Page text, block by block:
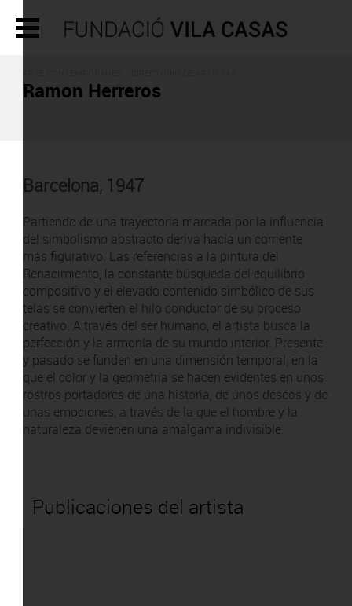
Ramon Herreros
Barcelona, 1947
Partiendo de una trayectoria marcada por la influencia
del simbolismo abstracto deriva hacia un corriente
más figurativo. Las referencias a la pintura del
Renacimiento, la constante búsqueda del equilibrio
compositivo y el elevado contenido simbólico de sus
telas se convierten el hilo conductor de su proceso
creativo. A través del ser humano, el artista busca la
perfección y la armonía de su mundo interior. Presente
y pasado se funden en una dimensión temporal, en la
que el color y la geometría se hacen evidentes en unos
rostros portadores de una historia, de unos deseos y de
unas emociones, a través de la que el hombre y la
naturaleza devienen una amalgama indivisible.
Publicaciones del artista